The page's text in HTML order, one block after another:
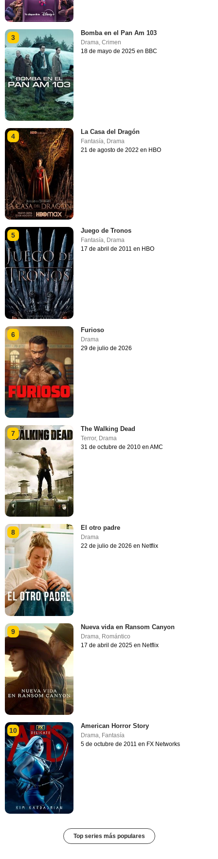
3
Bomba en el Pan Am 103
Drama ,Crimen
18 de mayo de 2025 en BBC
4
La Casa del Dragón
Fantasía, Drama
21 de agosto de 2022 en HBO
5
Juego de Tronos
Fantasía, Drama
17 de abril de 2011 en HBO
6
Furioso
Drama
29 de julio de 2026
7
The Walking Dead
Terror, Drama
31 de octubre de 2010 en AMC
8
El otro padre
Drama
22 de julio de 2026 en Netflix
9
Nueva vida en Ransom Canyon
Drama Romántico
17 de abril de 2025 en Netflix
10
American Horror Story
Drama, Fantasía
5 de octubre de 2011 en FX Networks
Top series más populares